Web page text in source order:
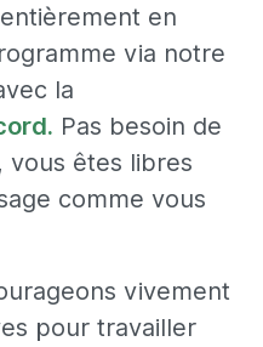
en
via notre
la
Pas besoin de
vous êtes libres
comme vous
vivement
pour travailler